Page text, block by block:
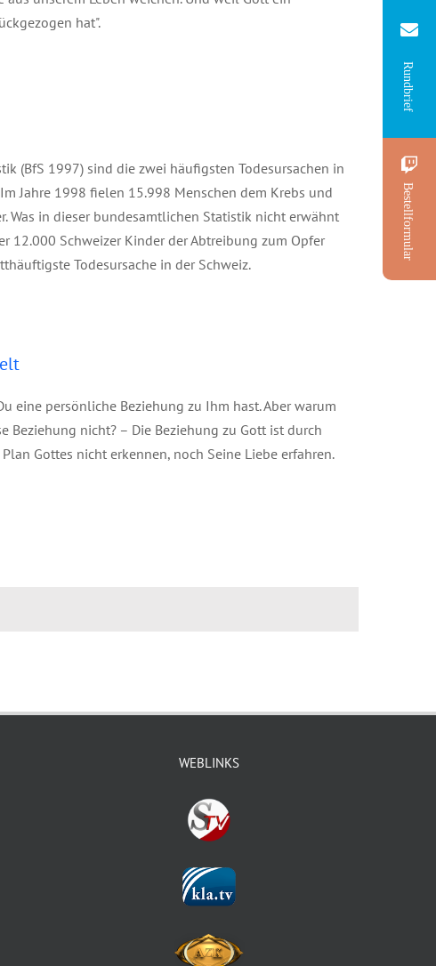
hat".
(BfS 1997) sind die zwei häufigsten Todesursachen in
Jahre 1998 fielen 15.998 Menschen dem Krebs und
Was in dieser bundesamtlichen Statistik nicht erwähnt
12.000 Schweizer Kinder der Abtreibung zum Opfer
Todesursache in der Schweiz.
eine persönliche Beziehung zu Ihm hast. Aber warum
Beziehung nicht? – Die Beziehung zu Gott ist durch
Gottes nicht erkennen, noch Seine Liebe erfahren.
WEBLINKS
Rundbrief
Bestellformular